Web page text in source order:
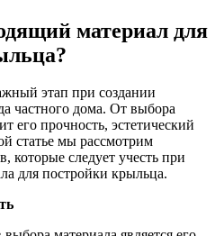
материал для
этап при создании
частного дома. От выбора
его прочность, эстетический
статье мы рассмотрим
которые следует учесть при
для постройки крыльца.